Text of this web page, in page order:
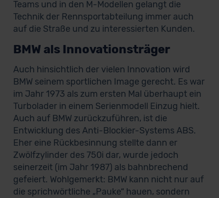
Teams und in den M-Modellen gelangt die
Technik der Rennsportabteilung immer auch
auf die Straße und zu interessierten Kunden.
BMW als Innovationsträger
Auch hinsichtlich der vielen Innovation wird
BMW seinem sportlichen Image gerecht. Es war
im Jahr 1973 als zum ersten Mal überhaupt ein
Turbolader in einem Serienmodell Einzug hielt.
Auch auf BMW zurückzuführen, ist die
Entwicklung des Anti-Blockier-Systems ABS.
Eher eine Rückbesinnung stellte dann er
Zwölfzylinder des 750i dar, wurde jedoch
seinerzeit (im Jahr 1987) als bahnbrechend
gefeiert. Wohlgemerkt: BMW kann nicht nur auf
die sprichwörtliche „Pauke“ hauen, sondern